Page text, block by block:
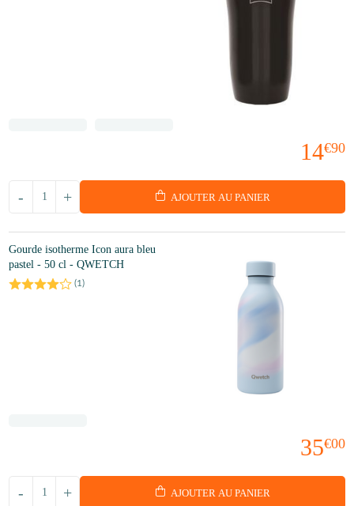
14€90
+
- AJOUTER AU PANIER
Gourde isotherme Icon aura bleu
pastel - 50 cl - QWETCH
(1 )
35€00
+
- AJOUTER AU PANIER